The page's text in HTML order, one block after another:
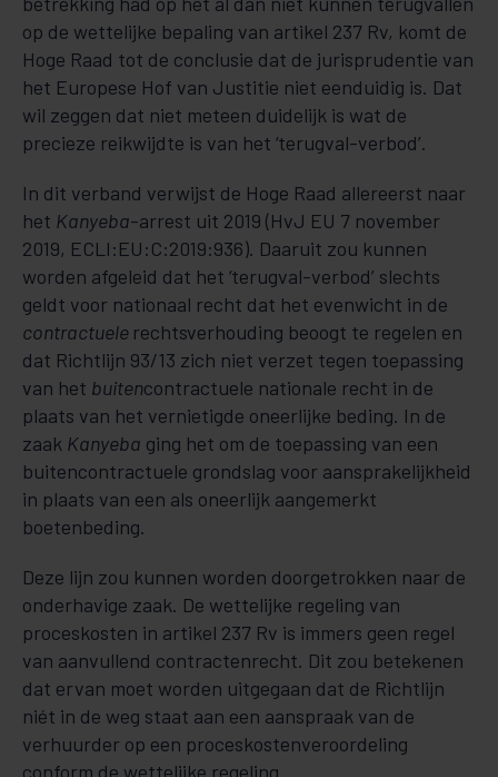
op de wettelijke bepaling van artikel 237 Rv, komt de
Hoge Raad tot de conclusie dat de jurisprudentie van
het Europese Hof van Justitie niet eenduidig is. Dat
wil zeggen dat niet meteen duidelijk is wat de
precieze reikwijdte is van het ‘terugval-verbod’.
In dit verband verwijst de Hoge Raad allereerst naar
het Kanyeba-arrest uit 2019 (HvJ EU 7 november
2019, ECLI:EU:C:2019:936). Daaruit zou kunnen
worden afgeleid dat het ‘terugval-verbod’ slechts
geldt voor nationaal recht dat het evenwicht in de
contractuele rechtsverhouding beoogt te regelen en
dat Richtlijn 93/13 zich niet verzet tegen toepassing
van het buitencontractuele nationale recht in de
plaats van het vernietigde oneerlijke beding. In de
zaak Kanyeba ging het om de toepassing van een
buitencontractuele grondslag voor aansprakelijkheid
in plaats van een als oneerlijk aangemerkt
boetenbeding.
Deze lijn zou kunnen worden doorgetrokken naar de
onderhavige zaak. De wettelijke regeling van
proceskosten in artikel 237 Rv is immers geen regel
van aanvullend contractenrecht. Dit zou betekenen
dat ervan moet worden uitgegaan dat de Richtlijn
niét in de weg staat aan een aanspraak van de
verhuurder op een proceskostenveroordeling
conform de wettelijke regeling.